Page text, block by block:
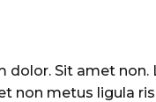
dolor. Sit amet non.
non metus ligula